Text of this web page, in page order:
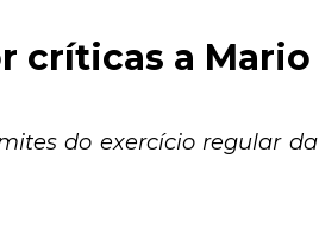
críticas a Mario
do exercício regular da